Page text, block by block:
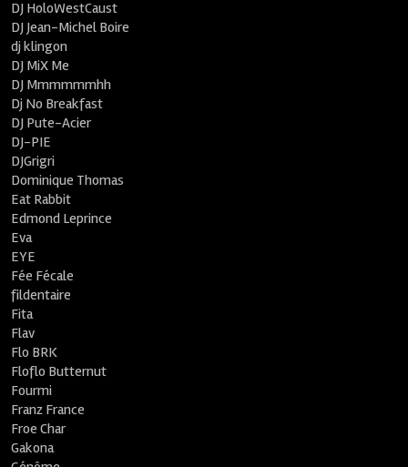
DJ HoloWestCaust
DJ Jean-Michel Boire
dj klingon
DJ MiX Me
DJ Mmmmmmhh
Dj No Breakfast
DJ Pute-Acier
DJ-PIE
DJGrigri
Dominique Thomas
Eat Rabbit
Edmond Leprince
Eva
EYE
Fée Fécale
fildentaire
Fita
Flav
Flo BRK
Floflo Butternut
Fourmi
Franz France
Froe Char
Gakona